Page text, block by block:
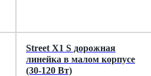
Street X1 S дорожная
линейка в малом корпусе
(30-120 Вт)